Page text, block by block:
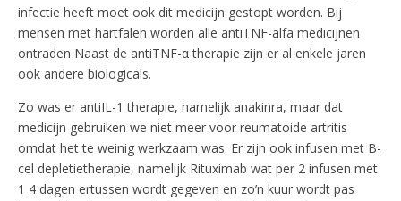
infectie heeft moet ook dit medicijn gestopt worden. Bij
mensen met hartfalen worden alle antiTNF-alfa medicijnen
ontraden Naast de antiTNF-α therapie zijn er al enkele jaren
ook andere biologicals.
Zo was er antiIL-1 therapie, namelijk anakinra, maar dat
medicijn gebruiken we niet meer voor reumatoide artritis
omdat het te weinig werkzaam was. Er zijn ook infusen met B-
cel depletietherapie, namelijk Rituximab wat per 2 infusen met
1 4 dagen ertussen wordt gegeven en zo’n kuur wordt pas